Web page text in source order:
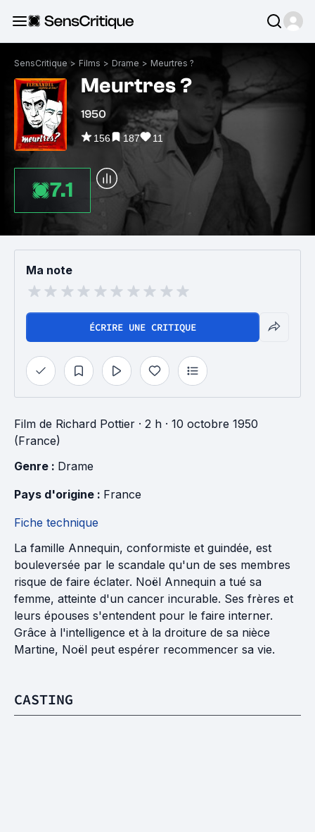
SensCritique > Films > Drame > Meurtres ?
Meurtres ?
1950
156 187 11
7.1
Ma note
ÉCRIRE UNE CRITIQUE
Film de Richard Pottier · 2 h · 10 octobre 1950
(France)
Genre : Drame
Pays d'origine : France
Fiche technique
La famille Annequin, conformiste et guindée, est
bouleversée par le scandale qu'un de ses membres
risque de faire éclater. Noël Annequin a tué sa
femme, atteinte d'un cancer incurable. Ses frères et
leurs épouses s'entendent pour le faire interner.
Grâce à l'intelligence et à la droiture de sa nièce
Martine, Noël peut espérer recommencer sa vie.
CASTING